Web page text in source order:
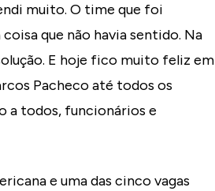
muito. O time que foi
que não havia sentido. Na
E hoje fico muito feliz em
Pacheco até todos os
a todos, funcionários e
e uma das cinco vagas